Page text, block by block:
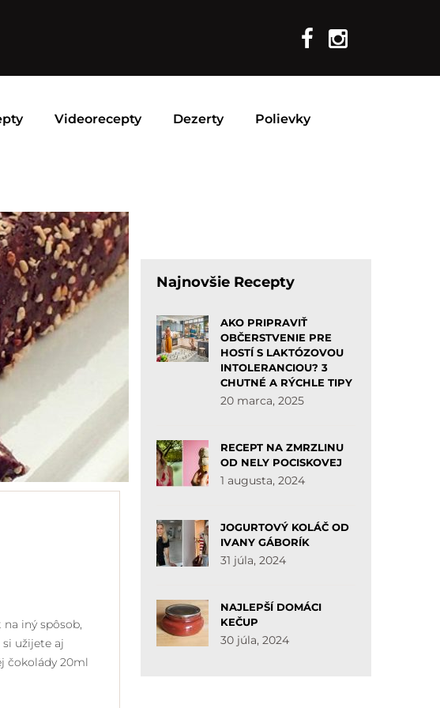
Videorecepty Dezerty Polievky
iný spôsob,
užijete aj
čokolády 20ml
Najnovšie Recepty
AKO PRIPRAVIŤ
OBČERSTVENIE PRE
HOSTÍ S LAKTÓZOVOU
INTOLERANCIOU? 3
CHUTNÉ A RÝCHLE TIPY
20 marca, 2025
RECEPT NA ZMRZLINU
OD NELY POCISKOVEJ
1 augusta, 2024
JOGURTOVÝ KOLÁČ OD
IVANY GÁBORÍK
31 júla, 2024
NAJLEPŠÍ DOMÁCI
KEČUP
30 júla, 2024